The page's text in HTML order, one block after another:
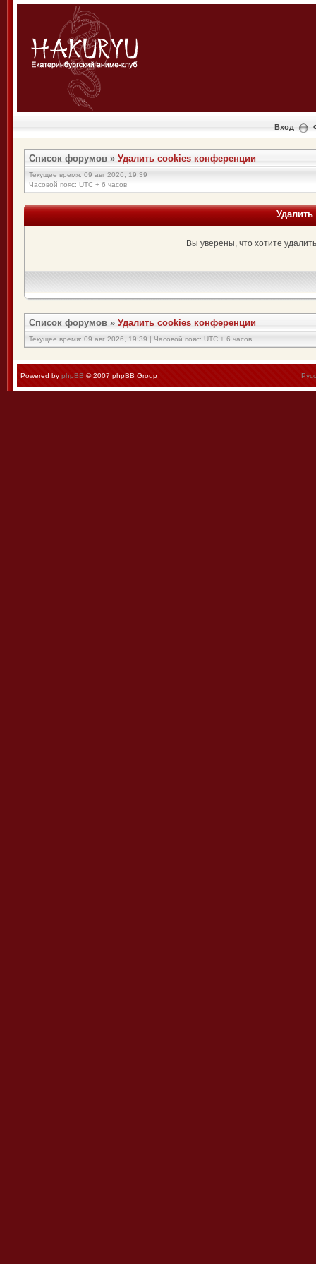
Вход
Список форумов » Удалить cookies конференции
Текущее время: 09 авг 2026, 19:39
Часовой пояс: UTC + 6 часов
Вы уверены, что хотите
Список форумов » Удалить cookies конференции
Текущее время: 09 авг 2026, 19:39 | Часовой пояс: UTC + 6 часов
Powered by phpBB © 2007 phpBB Group